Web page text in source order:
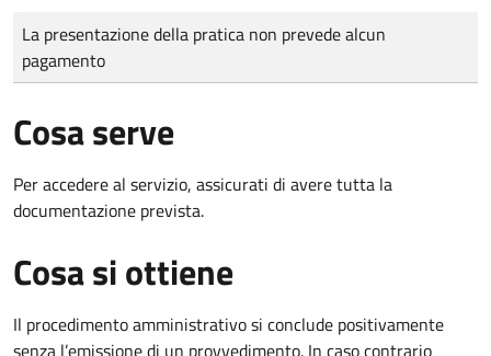
Tipo di pagamento
Importo
La presentazione della pratica non prevede alcun
pagamento
Cosa serve
Per accedere al servizio, assicurati di avere tutta la
documentazione prevista.
Cosa si ottiene
Il procedimento amministrativo si conclude positivamente
senza l’emissione di un provvedimento. In caso contrario